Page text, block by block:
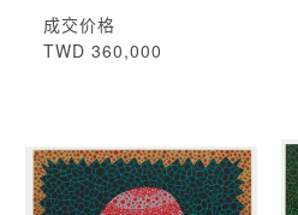
成交价格
TWD 360,000